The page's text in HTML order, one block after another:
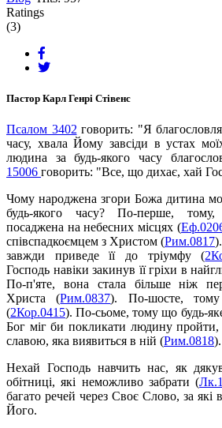
Ratings
(3)
Пастор Карл Генрі Стівенс
Псалом 3402 говорить: "Я
часу, хвала Йому завсіди в устах
людина за будь-якого часу
15006 говорить: "Все, що дихає, хай
Чому народжена згори Божа дитина
будь-якого часу? По-перше,
посаджена на небесних місцях (
співспадкоємцем з Христом (Рим.0817
завжди приведе її до тріумфу (
Господь навіки закинув її гріхи в
По-п'яте, вона стала більше ніж
Христа (Рим.0837). По-шосте,
(2Кор.0415). По-сьоме, тому що будь-
Бог міг би покликати людину пройти,
славою, яка виявиться в ній (Рим.0818).
Нехай Господь навчить нас, як
обітниці, які неможливо забрати (
багато речей через Своє Слово, за які
Його.